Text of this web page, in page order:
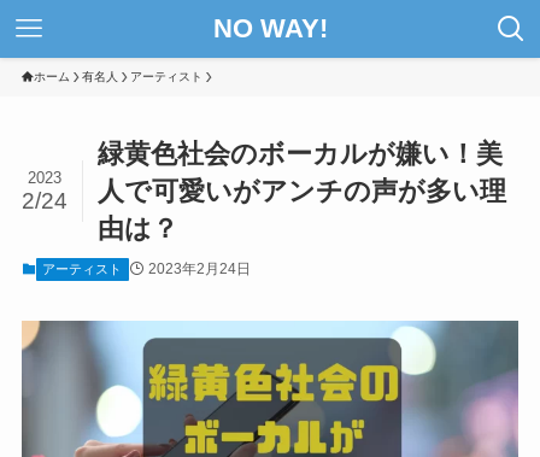
NO WAY!
ホーム 有名人 アーティスト
緑黄色社会のボーカルが嫌い！美
人で可愛いがアンチの声が多い理
由は？
2023
2/24
アーティスト 2023年2月24日